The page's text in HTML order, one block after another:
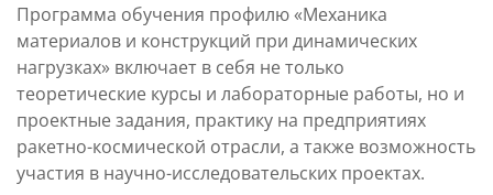
Программа обучения профилю «Механика
материалов и конструкций при динамических
нагрузках» включает в себя не только
теоретические курсы и лабораторные работы, но и
проектные задания, практику на предприятиях
ракетно-космической отрасли, а также возможность
участия в научно-исследовательских проектах.